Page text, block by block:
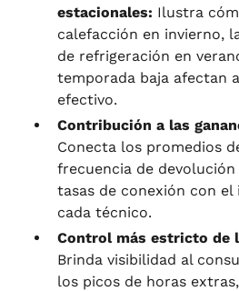
estacionales: Ilustra
calefacción en invierno,
de refrigeración en
temporada baja afectan
efectivo.
Contribución a las
Conecta los promedios
frecuencia de
tasas de conexión con
cada técnico.
Control más estricto de
Brinda visibilidad al
los picos de horas